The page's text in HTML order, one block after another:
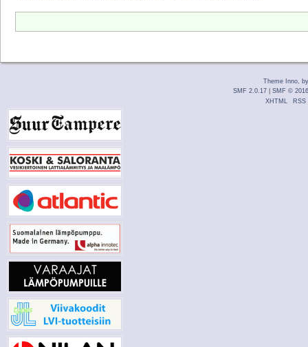
Theme Inno,
SMF 2.0.17
SMF © 2016
XHTML
RSS